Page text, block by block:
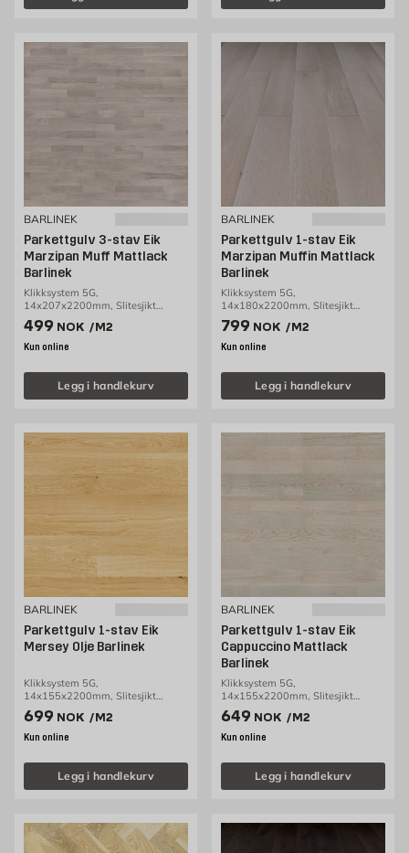
BARLINEK
Parkettgulv 3-stav Eik
Marzipan Muff Mattlack
Barlinek
Klikksystem 5G,
14x207x2200mm, Slitesjikt
3,2mm, 3,18m2/pakke
Pris 499 NOK /m2
499 NOK /M2
Kun online
Legg i handlekurv
BARLINEK
Parkettgulv 1-stav Eik
Marzipan Muffin Mattlack
Barlinek
Klikksystem 5G,
14x180x2200mm, Slitesjikt
2,5mm, 2,77m2/pakke
Pris 799 NOK /m2
799 NOK /M2
Kun online
Legg i handlekurv
BARLINEK
Parkettgulv 1-stav Eik
Mersey Olje Barlinek
Klikksystem 5G,
14x155x2200mm, Slitesjikt
2,5mm, 2,38m2/pakke
Pris 699 NOK /m2
699 NOK /M2
Kun online
Legg i handlekurv
BARLINEK
Parkettgulv 1-stav Eik
Cappuccino Mattlack
Barlinek
Klikksystem 5G,
14x155x2200mm, Slitesjikt
2,5mm, 2,38m2/pakke
Pris 649 NOK /m2
649 NOK /M2
Kun online
Legg i handlekurv